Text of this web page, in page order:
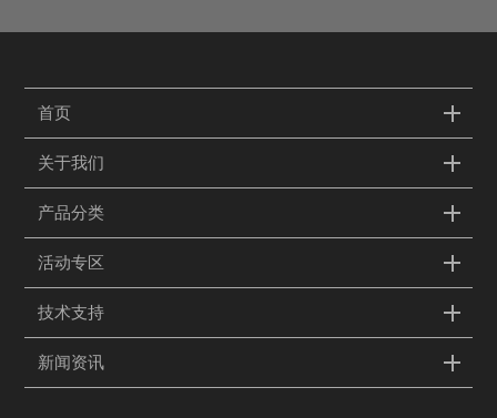
首页
关于我们
产品分类
活动专区
技术支持
新闻资讯